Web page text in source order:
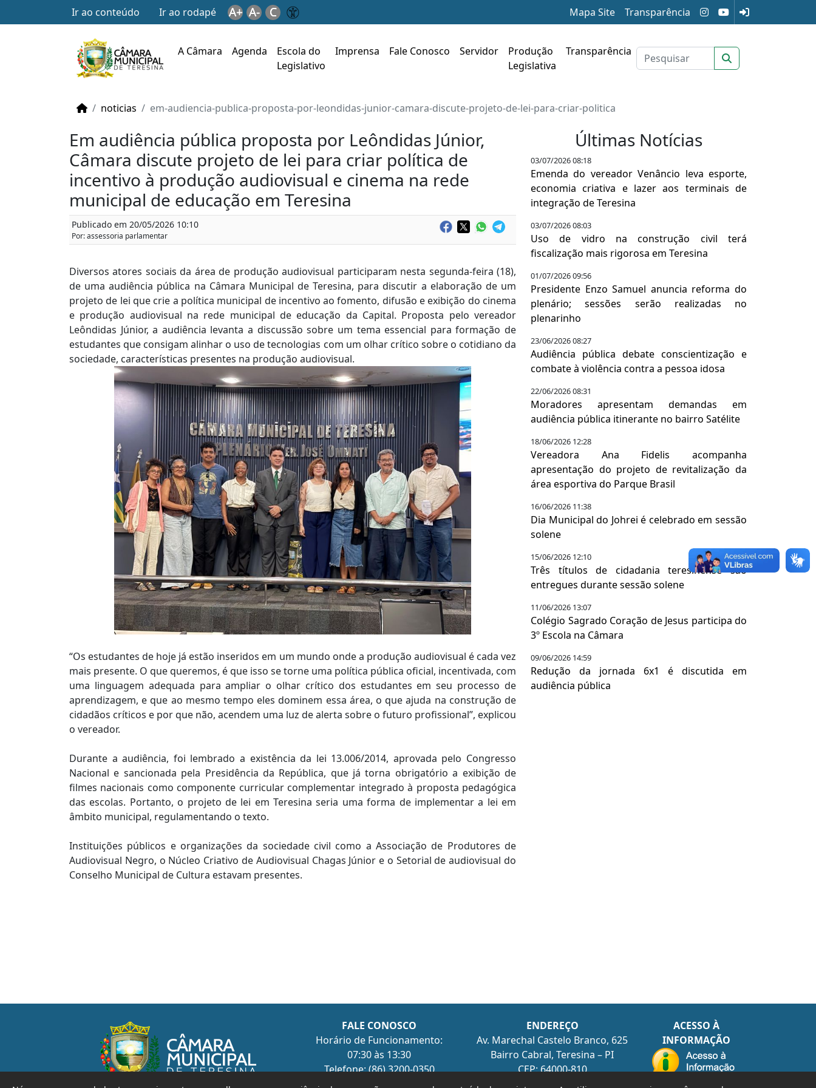
Ir ao conteúdo Ir ao rodapé A+ A- C Mapa Site Transparência
A Câmara Agenda
Escola do
Legislativo
Imprensa Fale Conosco Servidor
Produção
Legislativa
Transparência
noticias em-audiencia-publica-proposta-por-leondidas-junior-camara-discute-projeto-de-lei-para-criar-politica
Em audiência pública proposta por Leôndidas Júnior,
Câmara discute projeto de lei para criar política de
incentivo à produção audiovisual e cinema na rede
municipal de educação em Teresina
Publicado em 20/05/2026 10:10
Por: assessoria parlamentar
Diversos atores sociais da área de produção audiovisual participaram nesta segunda-feira (18),
de uma audiência pública na Câmara Municipal de Teresina, para discutir a elaboração de um
projeto de lei que crie a política municipal de incentivo ao fomento, difusão e exibição do cinema
e produção audiovisual na rede municipal de educação da Capital. Proposta pelo vereador
Leôndidas Júnior, a audiência levanta a discussão sobre um tema essencial para formação de
estudantes que consigam alinhar o uso de tecnologias com um olhar crítico sobre o cotidiano da
sociedade, características presentes na produção audiovisual.
“Os estudantes de hoje já estão inseridos em um mundo onde a produção audiovisual é cada vez
mais presente. O que queremos, é que isso se torne uma política pública oficial, incentivada, com
uma linguagem adequada para ampliar o olhar crítico dos estudantes em seu processo de
aprendizagem, e que ao mesmo tempo eles dominem essa área, o que ajuda na construção de
cidadãos críticos e por que não, acendem uma luz de alerta sobre o futuro profissional”, explicou
o vereador.
Durante a audiência, foi lembrado a existência da lei 13.006/2014, aprovada pelo Congresso
Nacional e sancionada pela Presidência da República, que já torna obrigatório a exibição de
filmes nacionais como componente curricular complementar integrado à proposta pedagógica
das escolas. Portanto, o projeto de lei em Teresina seria uma forma de implementar a lei em
âmbito municipal, regulamentando o texto.
Instituições públicos e organizações da sociedade civil como a Associação de Produtores de
Audiovisual Negro, o Núcleo Criativo de Audiovisual Chagas Júnior e o Setorial de audiovisual do
Conselho Municipal de Cultura estavam presentes.
Últimas Notícias
03/07/2026 08:18
Emenda do vereador Venâncio leva esporte,
economia criativa e lazer aos terminais de
integração de Teresina
03/07/2026 08:03
Uso de vidro na construção civil terá
fiscalização mais rigorosa em Teresina
01/07/2026 09:56
Presidente Enzo Samuel anuncia reforma do
plenário; sessões serão realizadas no
plenarinho
23/06/2026 08:27
Audiência pública debate conscientização e
combate à violência contra a pessoa idosa
22/06/2026 08:31
Moradores apresentam demandas em
audiência pública itinerante no bairro Satélite
18/06/2026 12:28
Vereadora Ana Fidelis acompanha
apresentação do projeto de revitalização da
área esportiva do Parque Brasil
16/06/2026 11:38
Dia Municipal do Johrei é celebrado em sessão
solene
15/06/2026 12:10
Três títulos de cidadania teresinense são
entregues durante sessão solene
11/06/2026 13:07
Colégio Sagrado Coração de Jesus participa do
3º Escola na Câmara
09/06/2026 14:59
Redução da jornada 6x1 é discutida em
audiência pública
FALE CONOSCO
Horário de Funcionamento:
07:30 às 13:30
Telefone: (86) 3200-0350
ENDEREÇO
Av. Marechal Castelo Branco, 625
Bairro Cabral, Teresina – PI
CEP: 64000-810
ACESSO À
INFORMAÇÃO